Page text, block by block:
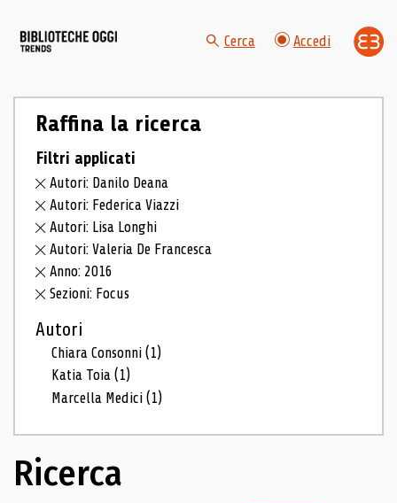
Cerca Accedi
Raffina la ricerca
Filtri applicati
Autori: Danilo Deana
Autori: Federica Viazzi
Autori: Lisa Longhi
Autori: Valeria De Francesca
Anno: 2016
Sezioni: Focus
Autori
Chiara Consonni(1)
Katia Toia(1)
Marcella Medici(1)
Ricerca